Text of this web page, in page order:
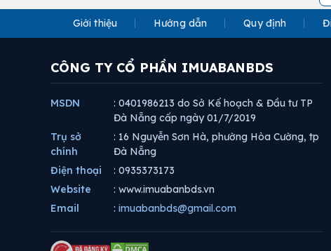
Giới thiệu Hướng dẫn Quy định
CÔNG TY CỔ PHẦN IMUABANBDS
MSDN
: 0401986213 do Sở Kế hoạch & Đầu tư TP
Đà Nẵng cấp ngày 01/7/2019
Trụ sở
chính
: 16 Nguyễn Sơn Hà, phường Hòa Cường, tp
Đà Nẵng
Điện thoại
: 0935373173
Website
: www.imuabanbds.vn
Email
: imuabanbds@gmail.com